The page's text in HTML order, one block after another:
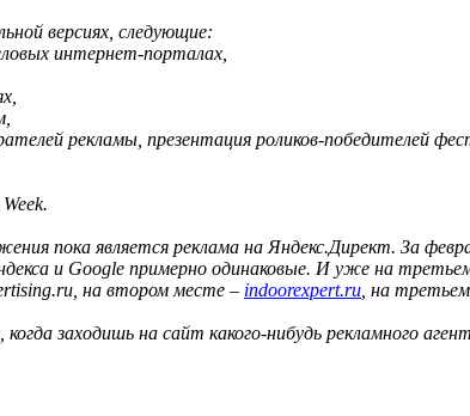
версиях, следующие:
интернет-порталах,
рекламы, презентация роликов-победителей
пока является реклама на Яндекс.Директ. За
и Google примерно одинаковые. И уже на
на втором месте – indoorexpert.ru , на
заходишь на сайт какого-нибудь рекламного